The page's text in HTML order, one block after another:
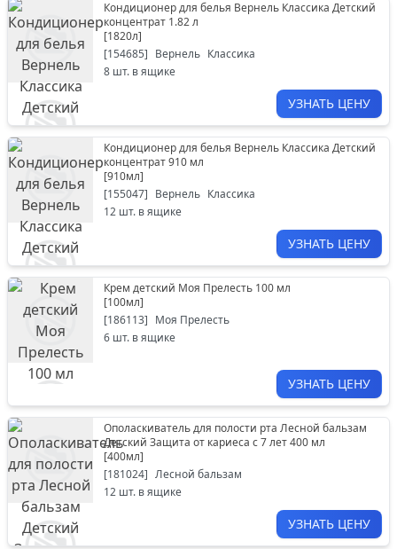
Кондиционер для белья Вернель Классика Детский
концентрат 1.82 л
[1820л]
[154685] Вернель Классика
8 шт. в ящике
УЗНАТЬ ЦЕНУ
Кондиционер для белья Вернель Классика Детский
концентрат 910 мл
[910мл]
[155047] Вернель Классика
12 шт. в ящике
УЗНАТЬ ЦЕНУ
Крем детский Моя Прелесть 100 мл
[100мл]
[186113] Моя Прелесть
6 шт. в ящике
УЗНАТЬ ЦЕНУ
Ополаскиватель для полости рта Лесной бальзам
Детский Защита от кариеса с 7 лет 400 мл
[400мл]
[181024] Лесной бальзам
12 шт. в ящике
УЗНАТЬ ЦЕНУ